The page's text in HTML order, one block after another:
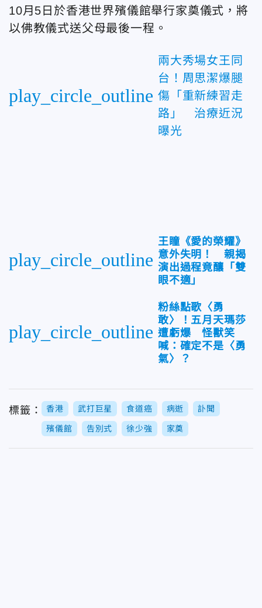
10月5日於香港世界殯儀館舉行家奠儀式，將
以佛教儀式送父母最後一程。
play_circle_outline
兩大秀場女王同
台！周思潔爆腿
傷「重新練習走
路」 治療近況
曝光
play_circle_outline
王瞳《愛的榮耀》
意外失明！ 親揭
演出過程竟釀「雙
眼不適」
play_circle_outline
粉絲點歌〈勇
敢〉！五月天瑪莎
遭虧爆 怪獸笑
喊：確定不是〈勇
氣〉？
標籤： 香港 武打巨星 食道癌 病逝 訃聞
殯儀館 告別式 徐少強 家奠